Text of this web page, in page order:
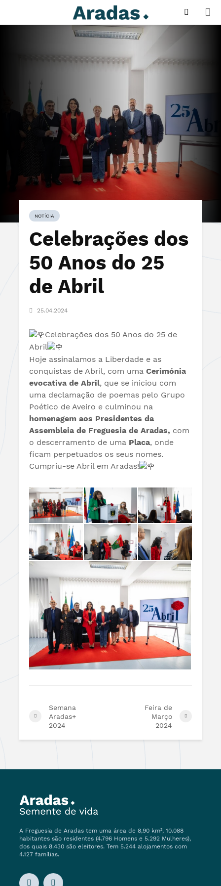
NOTÍCIA
Celebrações dos
50 Anos do 25
de Abril
25.04.2024
Celebrações dos 50 Anos do 25 de
Abril
Hoje assinalamos a Liberdade e as
conquistas de Abril, com uma Cerimónia
evocativa de Abril, que se iniciou com
uma declamação de poemas pelo Grupo
Poético de Aveiro e culminou na
homenagem aos Presidentes da
Assembleia de Freguesia de Aradas, com
o descerramento de uma Placa, onde
ficam perpetuados os seus nomes.
Cumpriu-se Abril em Aradas!
Semana
Aradas+
2024
Feira de
Março
2024
A Freguesia de Aradas tem uma área de 8,90 km², 10.088
habitantes são residentes (4.796 Homens e 5.292 Mulheres),
dos quais 8.430 são eleitores. Tem 5.244 alojamentos com
4.127 famílias.